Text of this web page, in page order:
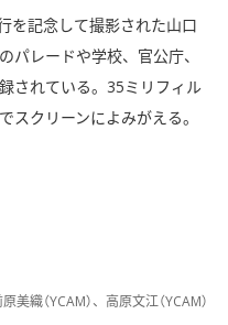
を記念して撮影された山口
パレードや学校、官公庁、
されている。35ミリフィル
スクリーンによみがえる。
美織（YCAM）、高原文江（YCAM）